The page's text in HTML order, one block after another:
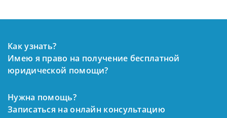
Как узнать?
Имею я право на получение бесплатной
юридической помощи?
Нужна помощь?
Записаться на онлайн консультацию